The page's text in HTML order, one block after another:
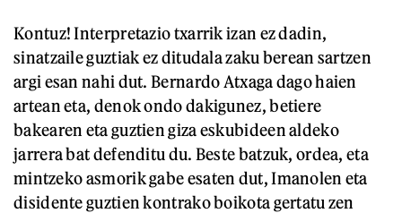
Kontuz! Interpretazio txarrik izan ez dadin,
sinatzaile guztiak ez ditudala zaku berean sartzen
argi esan nahi dut. Bernardo Atxaga dago haien
artean eta, denok ondo dakigunez, betiere
bakearen eta guztien giza eskubideen aldeko
jarrera bat defenditu du. Beste batzuk, ordea, eta
mintzeko asmorik gabe esaten dut, Imanolen eta
disidente guztien kontrako boikota gertatu zen